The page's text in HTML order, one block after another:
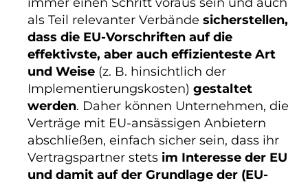
als Teil relevanter Verbände sicherstellen,
dass die EU-Vorschriften auf die
effektivste, aber auch effizienteste Art
und Weise (z. B. hinsichtlich der
Implementierungskosten) gestaltet
werden. Daher können Unternehmen, die
Verträge mit EU-ansässigen Anbietern
abschließen, einfach sicher sein, dass ihr
Vertragspartner stets im Interesse der EU
und damit auf der Grundlage der (EU-